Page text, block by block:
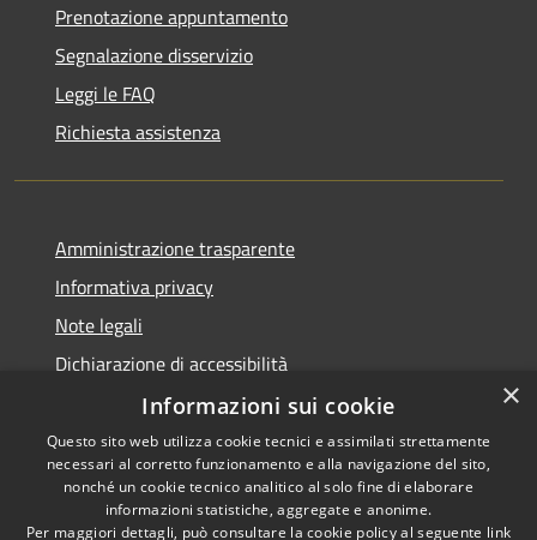
Prenotazione appuntamento
Segnalazione disservizio
Leggi le FAQ
Richiesta assistenza
Amministrazione trasparente
Informativa privacy
Note legali
Dichiarazione di accessibilità
Accessibilità
×
Informazioni sui cookie
Questo sito web utilizza cookie tecnici e assimilati strettamente
necessari al corretto funzionamento e alla navigazione del sito,
nonché un cookie tecnico analitico al solo fine di elaborare
informazioni statistiche, aggregate e anonime.
Per maggiori dettagli, può consultare la cookie policy al seguente link